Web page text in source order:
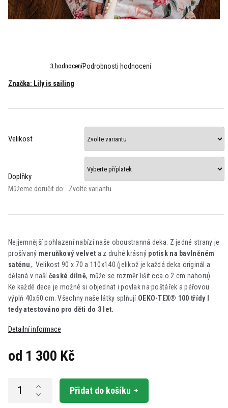
produktu
3 hodnoceníPodrobnosti hodnocení
Značka: Lily is sailing
od 1 300 Kč
Velikost
Doplňky
Můžeme doručit do: Zvolte variantu
Přidat do košíku
Nejjemnější pohlazení nabízí naše oboustranná deka. Z jedné strany je
prošívaný meruňkový velvet a z druhé krásný potisk na bavlněném
saténu,. Velikost 90 x 70 a 110x140 (jelikož je každá deka originál a
dělaná v našíčeské dílně, může se rozměr lišit cca o 2 cm nahoru).
Ke každé dece je možné si objednat i povlak na poštářek a péřovou
výplň 40x60 cm.Všechny naše látky splňují OEKO-TEX® 100 třídy I
tedy atestováno pro děti do 3 let.
Detailní informace